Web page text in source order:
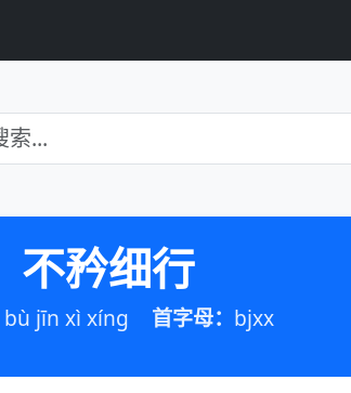
不矜细行
bù jīn xì xíng 首字母： bjxx